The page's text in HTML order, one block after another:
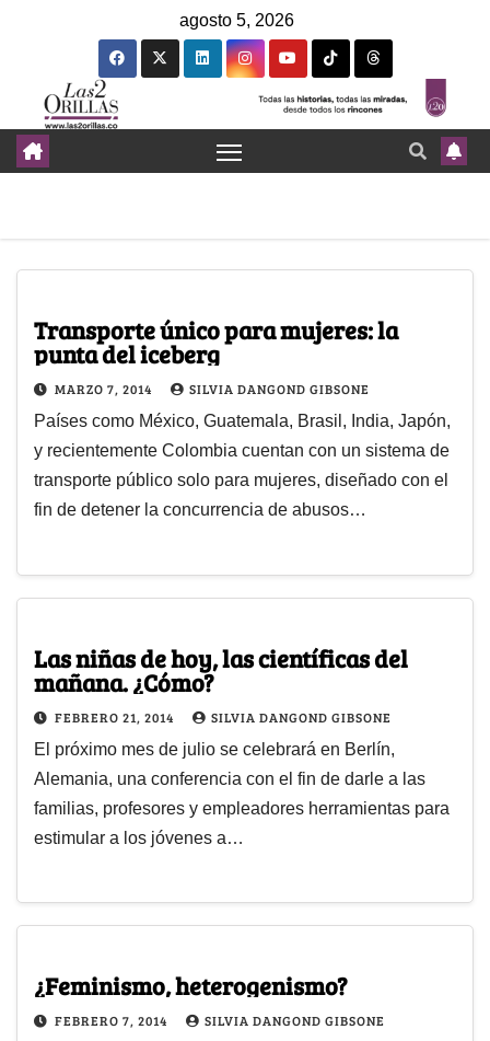
agosto 5, 2026
Transporte único para mujeres: la
punta del iceberg
MARZO 7, 2014 SILVIA DANGOND GIBSONE
Países como México, Guatemala, Brasil, India, Japón,
y recientemente Colombia cuentan con un sistema de
transporte público solo para mujeres, diseñado con el
fin de detener la concurrencia de abusos…
Las niñas de hoy, las científicas del
mañana. ¿Cómo?
FEBRERO 21, 2014 SILVIA DANGOND GIBSONE
El próximo mes de julio se celebrará en Berlín,
Alemania, una conferencia con el fin de darle a las
familias, profesores y empleadores herramientas para
estimular a los jóvenes a…
¿Feminismo, heterogenismo?
FEBRERO 7, 2014 SILVIA DANGOND GIBSONE